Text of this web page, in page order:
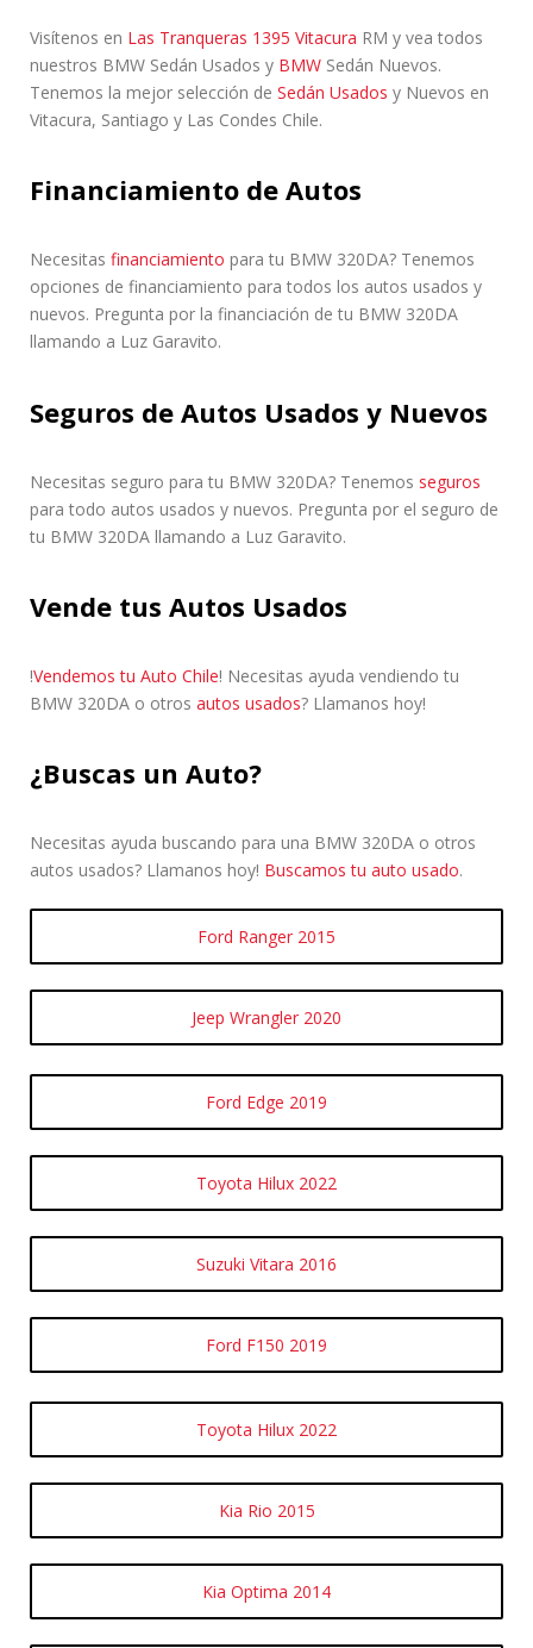
Visítenos en Las Tranqueras 1395 Vitacura RM y vea todos
nuestros BMW Sedán Usados ​​y BMW Sedán Nuevos.
Tenemos la mejor selección de Sedán Usados y Nuevos en
Vitacura, Santiago y Las Condes Chile.
Financiamiento de Autos
Necesitas financiamiento para tu BMW 320DA? Tenemos
opciones de financiamiento para todos los autos usados y
nuevos. Pregunta por la financiación de tu BMW 320DA
llamando a Luz Garavito.
Seguros de Autos Usados y Nuevos
Necesitas seguro para tu BMW 320DA? Tenemos seguros
para todo autos usados y nuevos. Pregunta por el seguro de
tu BMW 320DA llamando a Luz Garavito.
Vende tus Autos Usados
!Vendemos tu Auto Chile! Necesitas ayuda vendiendo tu
BMW 320DA o otros autos usados? Llamanos hoy!
¿Buscas un Auto?
Necesitas ayuda buscando para una BMW 320DA o otros
autos usados? Llamanos hoy! Buscamos tu auto usado.
Ford Ranger 2015
Jeep Wrangler 2020
Ford Edge 2019
Toyota Hilux 2022
Suzuki Vitara 2016
Ford F150 2019
Toyota Hilux 2022
Kia Rio 2015
Kia Optima 2014